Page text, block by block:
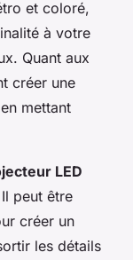
et coloré,
à votre
Quant aux
créer une
mettant
LED
peut être
créer un
les détails